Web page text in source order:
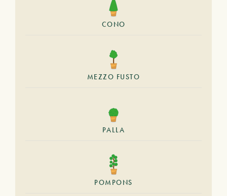
CONO
MEZZO FUSTO
PALLA
POMPONS